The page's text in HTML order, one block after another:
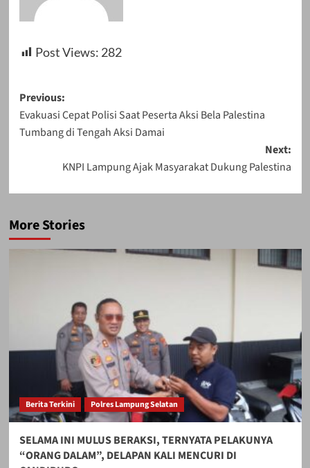
Post Views: 282
Post
navigation
Previous:
Evakuasi Cepat Polisi Saat Peserta Aksi Bela Palestina
Tumbang di Tengah Aksi Damai
Next:
KNPI Lampung Ajak Masyarakat Dukung Palestina
More Stories
Berita Terkini Polres Lampung Selatan
SELAMA INI MULUS BERAKSI, TERNYATA PELAKUNYA
“ORANG DALAM”, DELAPAN KALI MENCURI DI